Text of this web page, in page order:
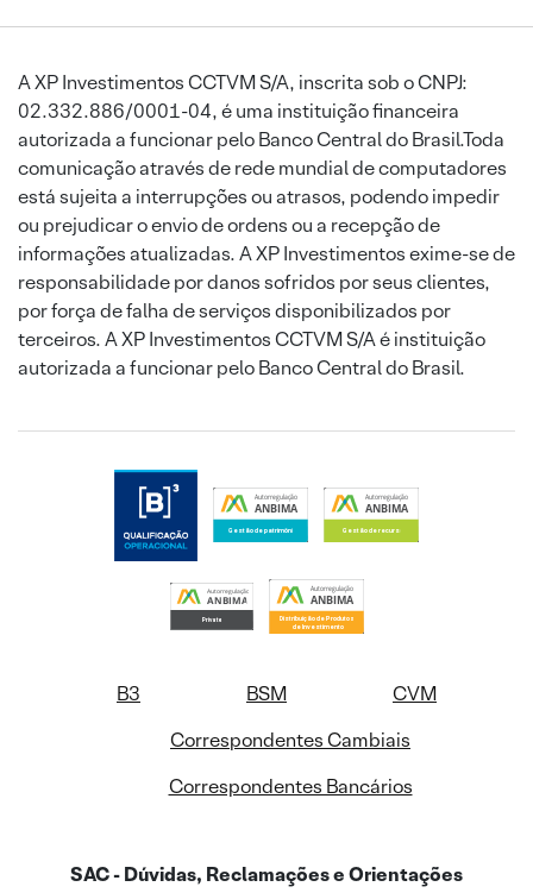
A XP Investimentos CCTVM S/A, inscrita sob o CNPJ:
02.332.886/0001-04, é uma instituição financeira
autorizada a funcionar pelo Banco Central do Brasil.Toda
comunicação através de rede mundial de computadores
está sujeita a interrupções ou atrasos, podendo impedir
ou prejudicar o envio de ordens ou a recepção de
informações atualizadas. A XP Investimentos exime-se de
responsabilidade por danos sofridos por seus clientes,
por força de falha de serviços disponibilizados por
terceiros. A XP Investimentos CCTVM S/A é instituição
autorizada a funcionar pelo Banco Central do Brasil.
B3 BSM
CVM
Correspondentes Cambiais
Correspondentes Bancários
SAC - Dúvidas, Reclamações e Orientações